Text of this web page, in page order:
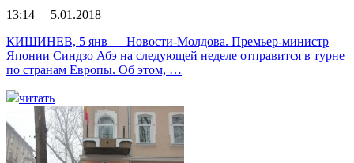
13:14 5.01.2018
КИШИНЕВ, 5 янв — Новости-Молдова. Премьер-министр
Японии Синдзо Абэ на следующей неделе отправится в турне
по странам Европы. Об этом, …
читать